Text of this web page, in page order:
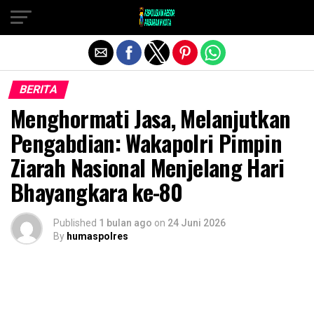
BERITA
Menghormati Jasa, Melanjutkan
Pengabdian: Wakapolri Pimpin
Ziarah Nasional Menjelang Hari
Bhayangkara ke-80
Published 1 bulan ago on 24 Juni 2026
By humaspolres
Exit mobile version